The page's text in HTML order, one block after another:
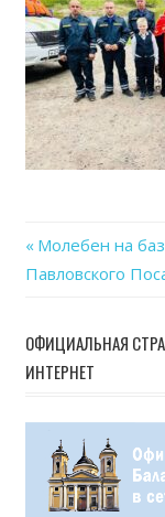
записям
Previous
Post:
Молебен на
Павловского
ОФИЦИАЛЬНАЯ
ИНТЕРНЕТ